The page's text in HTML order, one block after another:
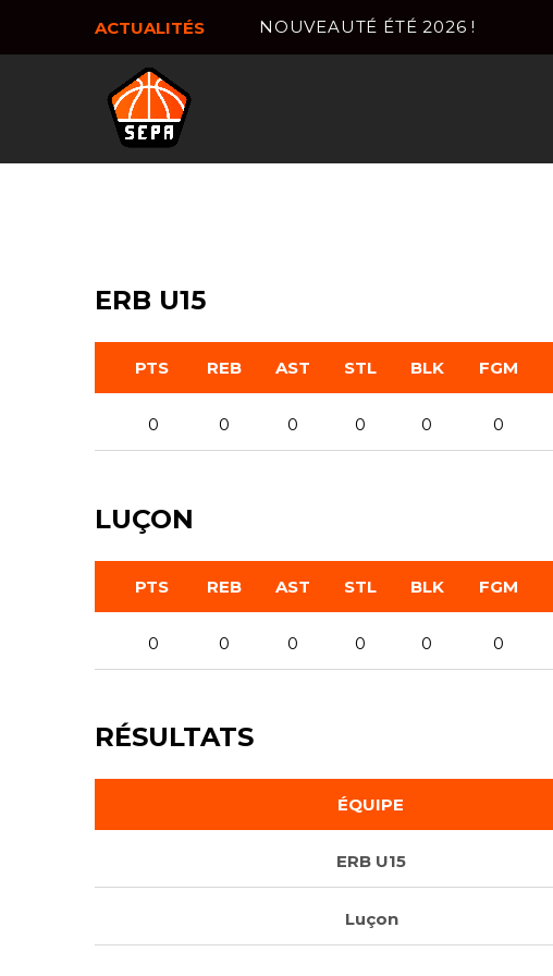
ACTUALITÉS NOUVEAUTÉ ÉTÉ 2026 !
ERB U15
PTS REB AST STL BLK FGM
0 0 0 0 0 0
LUÇON
PTS REB AST STL BLK FGM
0 0 0 0 0 0
RÉSULTATS
ÉQUIPE
ERB U15
Luçon